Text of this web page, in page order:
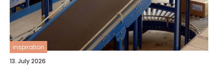
inspiration
13. July 2026